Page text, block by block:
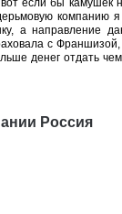
если бы камушек
а направление
с
денег отдать
Россия